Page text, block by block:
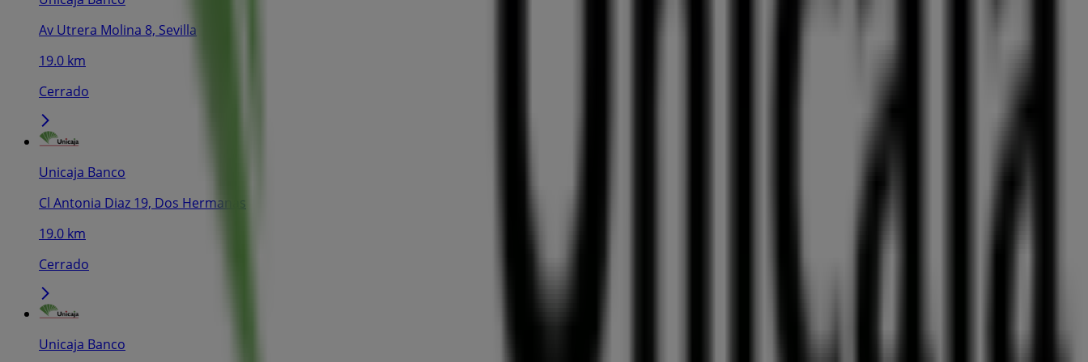
Av Utrera Molina 8, Sevilla
19.0 km
Cerrado
Unicaja Banco
Cl Antonia Diaz 19, Dos Hermanas
19.0 km
Cerrado
Unicaja Banco